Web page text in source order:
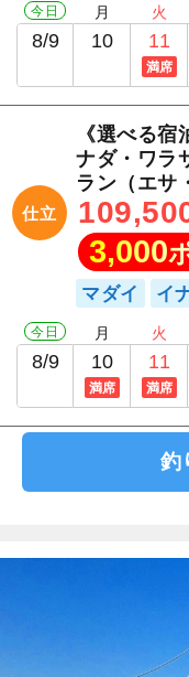
今日
8/9
月
10
火
11
満席
仕立
《選べる
ナダ・ワラ
ラン（エサ
3,000
マダイ イ
今日
8/9
月
10
満席
火
11
満席
釣